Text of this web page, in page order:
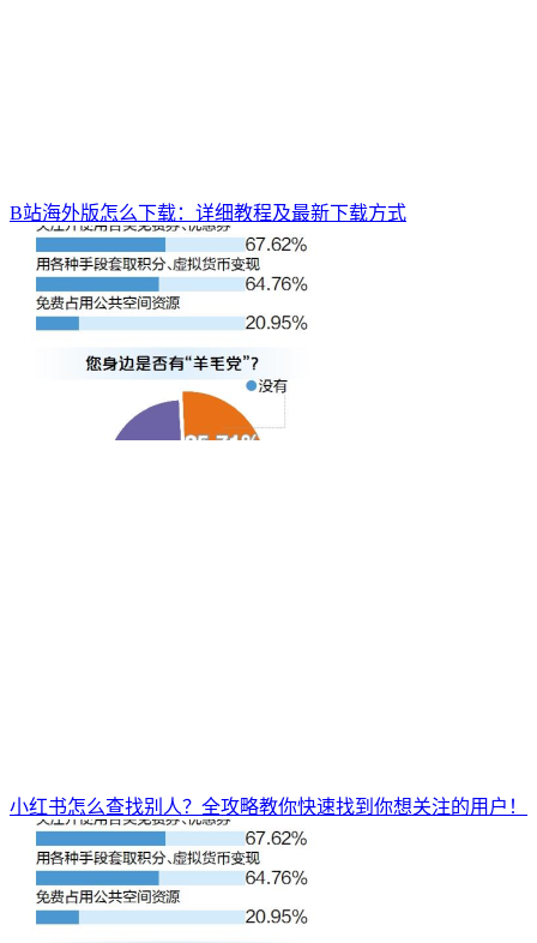
B站海外版怎么下载：详细教程及最新下载方式
小红书怎么查找别人？全攻略教你快速找到你想关注的用户！